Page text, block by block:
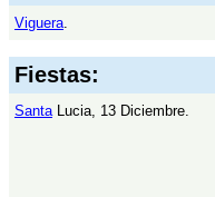
Viguera.
Fiestas:
SantaLucia, 13 Diciembre.